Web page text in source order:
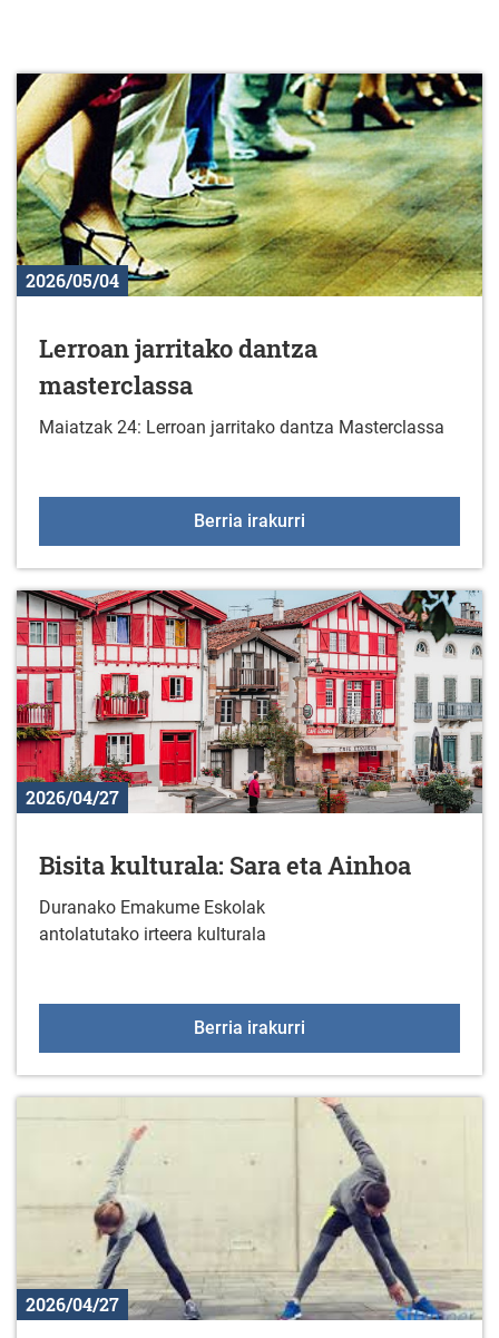
2026/05/04
Lerroan jarritako dantza
masterclassa
Maiatzak 24: Lerroan jarritako dantza Masterclassa
Berria irakurri
2026/04/27
Bisita kulturala: Sara eta Ainhoa
Duranako Emakume Eskolak
antolatutako irteera kulturala
Berria irakurri
2026/04/27